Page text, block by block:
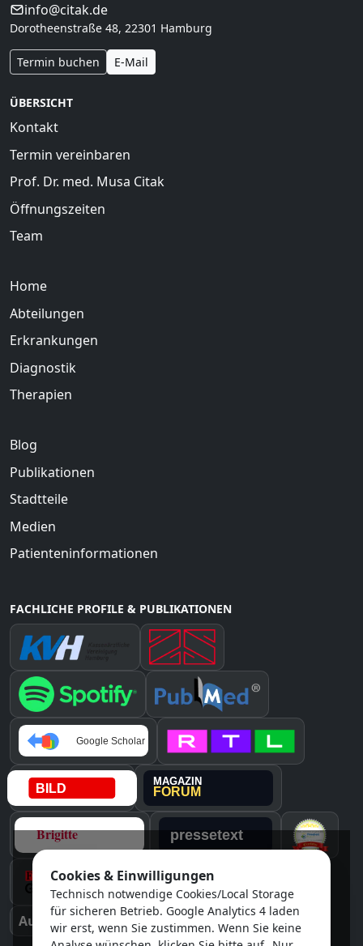
info@citak.de
Dorotheenstraße 48, 22301 Hamburg
Termin buchen E-Mail
ÜBERSICHT
Kontakt
Termin vereinbaren
Prof. Dr. med. Musa Citak
Öffnungszeiten
Team
Home
Abteilungen
Erkrankungen
Diagnostik
Therapien
Blog
Publikationen
Stadtteile
Medien
Patienteninformationen
FACHLICHE PROFILE & PUBLIKATIONEN
Instagram
Auszeichnungen & Medien
Cookies & Einwilligungen
Technisch notwendige Cookies/Local Storage
für sicheren Betrieb. Google Analytics 4 laden
wir erst, wenn Sie zustimmen. Wenn Sie keine